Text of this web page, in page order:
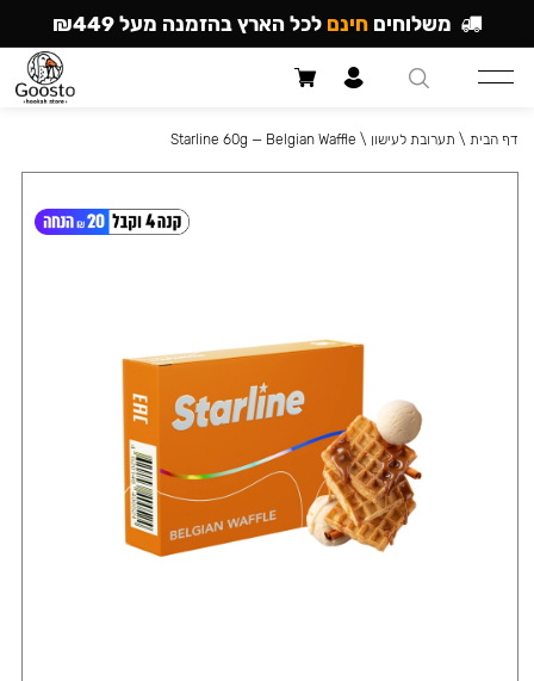
דף הבית \ תערובת לעישון \
Starline 60g — Belgian Waffle
משלוחים חינם לכל הארץ בהזמנה מעל ₪449